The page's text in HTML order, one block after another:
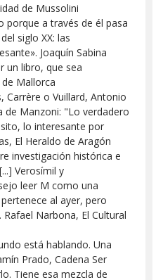
de Mussolini
porque a través de él pasa
siglo XX: las
Joaquín Sabina
un libro, que sea
Mallorca
Carrère o Vuillard, Antonio
de Manzoni: "Lo verdadero
lo interesante por
El Heraldo de Aragón
investigación histórica e
Verosímil y
leer M como una
al ayer, pero
Narbona, El Cultural
está hablando. Una
Prado, Cadena Ser
Tiene esa mezcla de